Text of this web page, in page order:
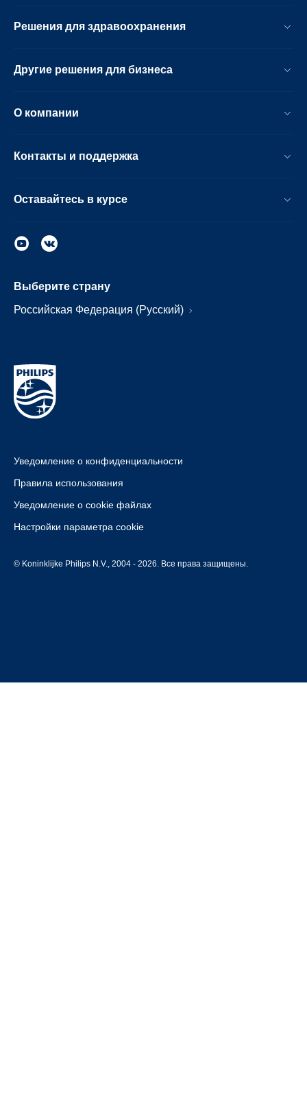
Решения для здравоохранения
Другие решения для бизнеса
О компании
Контакты и поддержка
Оставайтесь в курсе
Выберите страну
Российская Федерация (Русский)
Уведомление о конфиденциальности
Правила использования
Уведомление о cookie файлах
Настройки параметра cookie
© Koninklijke Philips N.V., 2004 - 2026. Все права защищены.